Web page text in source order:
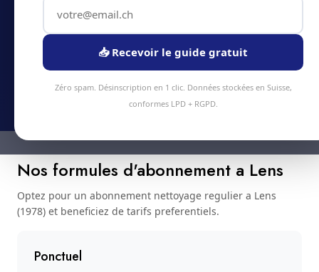
Abonnement nettoyage a Lens
Economisez jusqu'a 20% avec un abonnement
Nos formules d'abonnement a Lens
Optez pour un abonnement nettoyage regulier a Lens
(1978) et beneficiez de tarifs preferentiels.
Ponctuel
📥 Recevoir le guide gratuit
Zéro spam. Désinscription en 1 clic. Données stockées en Suisse,
conformes LPD + RGPD.